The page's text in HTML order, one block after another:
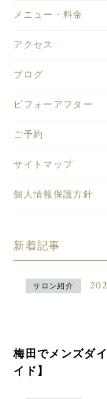
メニュー・料金
アクセス
ブログ
ビフォーアフター
ご予約
サイトマップ
個人情報保護方針
新着記事
サロン紹介
梅田でメンズダ
イド】